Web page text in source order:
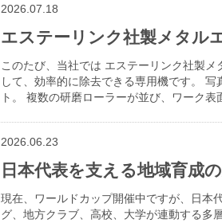
2026.07.18
エステーリンク社製メタル
このたび、当社では エステーリンク社製
して、効率的に除去できる専用機です。
ト。 複数の研磨ローラーが並び、ワーク
2026.06.23
日本代表を支える地域育成
現在、ワールドカップ開催中ですが、日本
グ、地方クラブ、高校、大学が連動する多